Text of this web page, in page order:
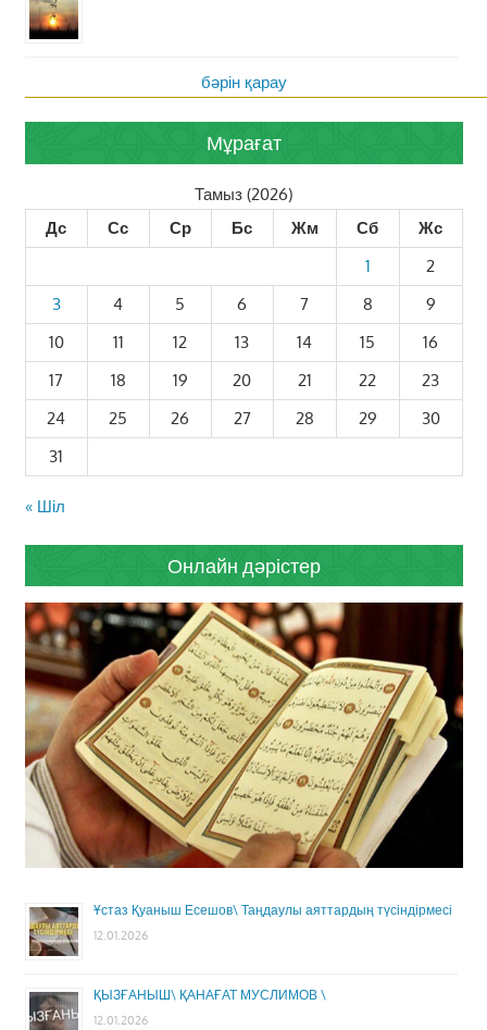
бәрін қарау
Мұрағат
Тамыз (2026)
Дс
Сс Ср Бс Жм Сб
Жс
1
2
3
4 5 6 7 8
9
10
11 12 13 14 15
16
17
18 19 20 21 22
23
24
25 26 27 28 29
30
31
« Шіл
Онлайн дәрістер
Ұстаз Қуаныш Есешов\ Таңдаулы аяттардың түсіндірмесі
12.01.2026
ҚЫЗҒАНЫШ\ ҚАНАҒАТ МУСЛИМОВ \
12.01.2026